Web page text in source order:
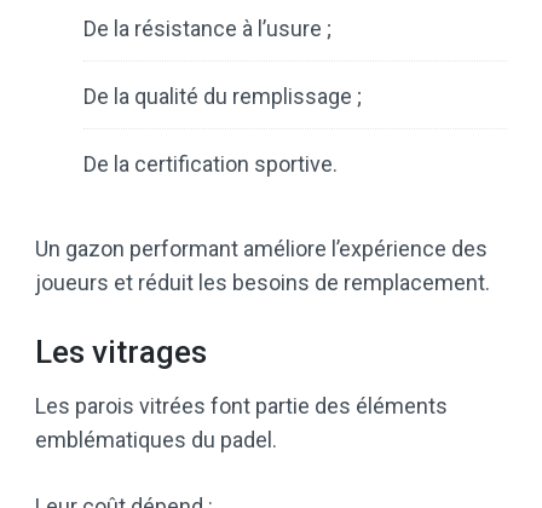
De la résistance à l’usure ;
De la qualité du remplissage ;
De la certification sportive.
Un gazon performant améliore l’expérience des
joueurs et réduit les besoins de remplacement.
Les vitrages
Les parois vitrées font partie des éléments
emblématiques du padel.